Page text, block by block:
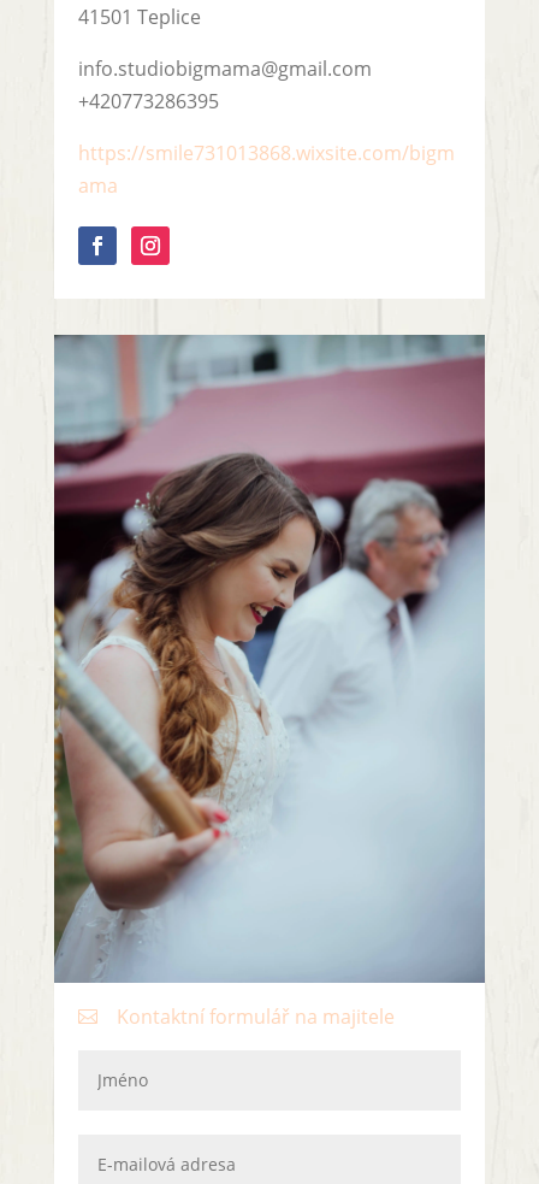
41501 Teplice
info.studiobigmama@gmail.com
+420773286395
https://smile731013868.wixsite.com/bigm
ama
 Kontaktní formulář na majitele